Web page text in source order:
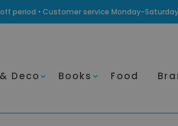
period • Customer service Monday-
Deco Books Food